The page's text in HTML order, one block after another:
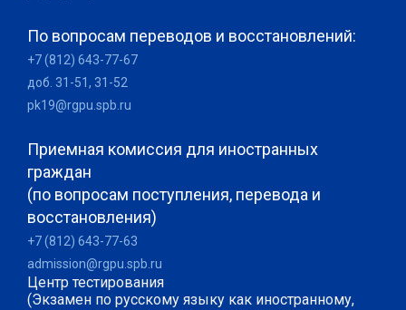
По вопросам переводов и восстановлений:
+7 (812) 643-77-67
доб. 31-51, 31-52
pk19@rgpu.spb.ru
Приемная комиссия для иностранных
граждан
(по вопросам поступления, перевода и
восстановления)
+7 (812) 643-77-63
admission@rgpu.spb.ru
Центр тестирования
(Экзамен по русскому языку как иностранному,